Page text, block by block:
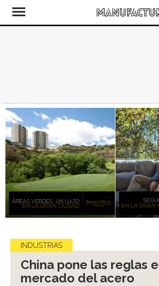
INDUSTRIAS
China pone las reglas
mercado del acero